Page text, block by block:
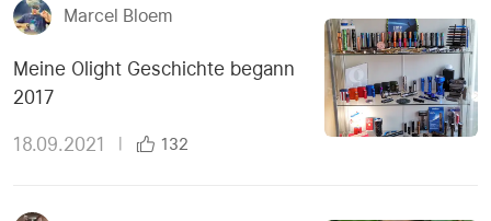
Marcel Bloem
Meine Olight Geschichte begann
2017
18.09.2021 132